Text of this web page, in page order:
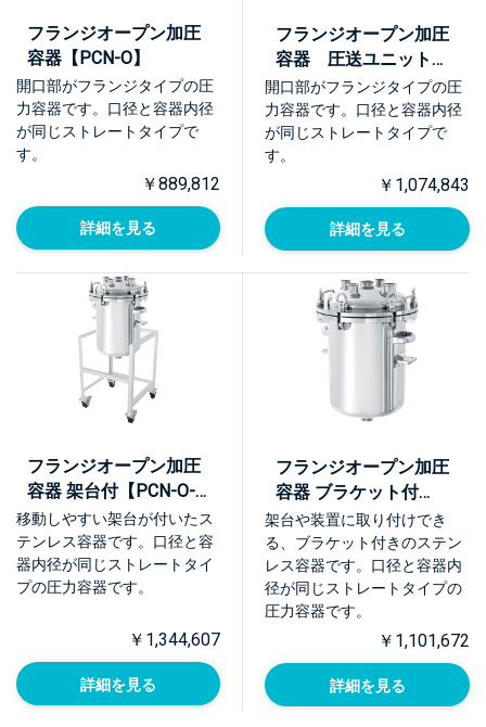
フランジオープン加圧
容器【PCN-O】
開口部がフランジタイプの圧
力容器です。口径と容器内径
が同じストレートタイプで
す。
￥889,812
詳細を見る
フランジオープン加圧
容器 圧送ユニット
【PCN-O-UT】
開口部がフランジタイプの圧
力容器です。口径と容器内径
が同じストレートタイプで
す。
￥1,074,843
詳細を見る
フランジオープン加圧
容器 架台付【PCN-O-
ASC】
移動しやすい架台が付いたス
テンレス容器です。口径と容
器内径が同じストレートタイ
プの圧力容器です。
￥1,344,607
詳細を見る
フランジオープン加圧
容器 ブラケット付
【PCN-O-BRK】
架台や装置に取り付けでき
る、ブラケット付きのステン
レス容器です。口径と容器内
径が同じストレートタイプの
圧力容器です。
￥1,101,672
詳細を見る